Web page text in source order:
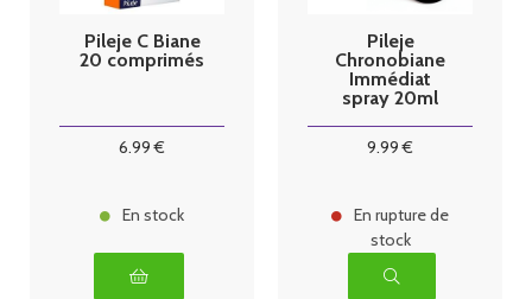
Pileje C Biane
20 comprimés
6.99 €
En stock
Pileje
Chronobiane
Immédiat
spray 20ml
9.99 €
En rupture de
stock